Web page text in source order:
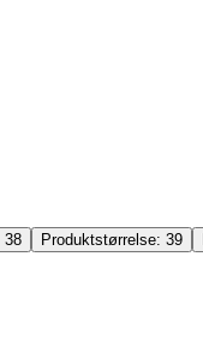
38 Produktstørrelse: 39